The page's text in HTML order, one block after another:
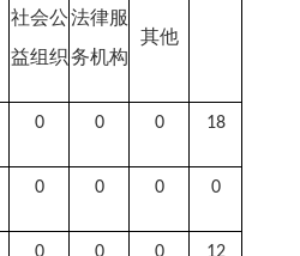
社会公
益组织
法律服
务机构
其他
0 0 0 18
0 0 0 0